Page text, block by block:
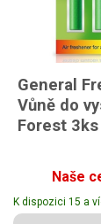
General
Vůně do
Forest 3ks
Naše
K dispozici 15 a